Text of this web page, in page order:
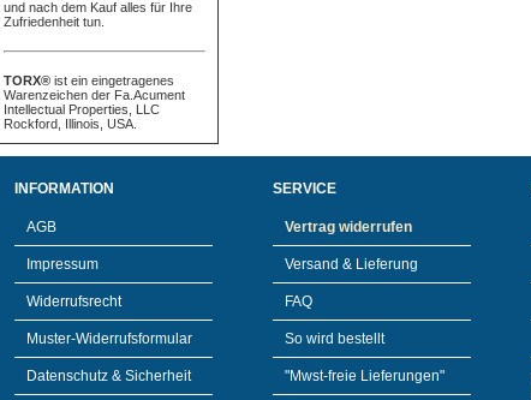
und nach dem Kauf alles für Ihre
Zufriedenheit tun.
TORX® ist ein eingetragenes
Warenzeichen der Fa.Acument
Intellectual Properties, LLC
Rockford, Illinois, USA.
INFORMATION
AGB
Impressum
Widerrufsrecht
Muster-Widerrufsformular
Datenschutz & Sicherheit
SERVICE
Vertrag widerrufen
Versand & Lieferung
FAQ
So wird bestellt
"Mwst-freie Lieferungen"